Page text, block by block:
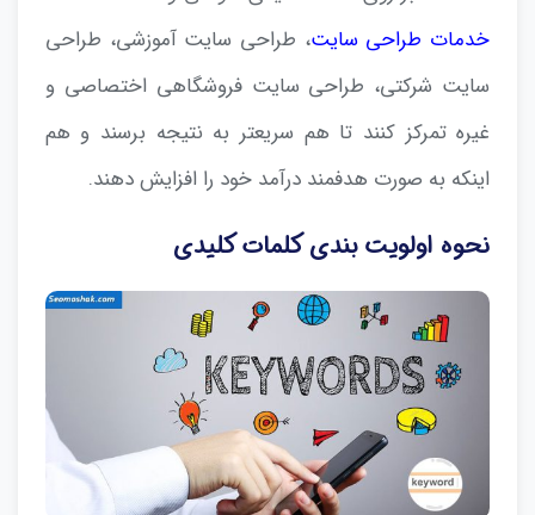
خدمات طراحی سایت، طراحی سایت آموزشی، طراحی
سایت شرکتی، طراحی سایت فروشگاهی اختصاصی و
غیره تمرکز کنند تا هم سریعتر به نتیجه برسند و هم
اینکه به صورت هدفمند درآمد خود را افزایش دهند.
نحوه اولویت بندی کلمات کلیدی